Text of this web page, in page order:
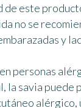
de este
no se
y
personas
la savia puede
alérgico,